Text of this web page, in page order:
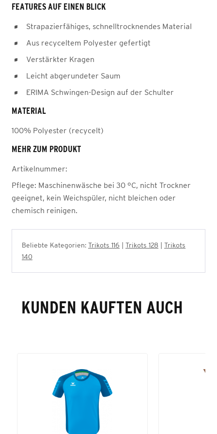
FEATURES AUF EINEN BLICK
Strapazierfähiges, schnelltrocknendes Material
Aus recyceltem Polyester gefertigt
Verstärkter Kragen
Leicht abgerundeter Saum
ERIMA Schwingen-Design auf der Schulter
MATERIAL
100% Polyester (recycelt)
MEHR ZUM PRODUKT
Artikelnummer:
Pflege: Maschinenwäsche bei 30 °C, nicht Trockner
geeignet, kein Weichspüler, nicht bleichen oder
chemisch reinigen.
Beliebte Kategorien: Trikots 116 Trikots 128
Trikots
140
KUNDEN KAUFTEN AUCH